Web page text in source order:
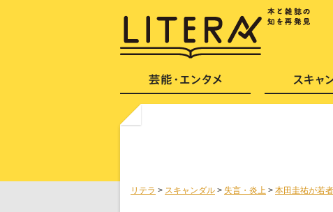
リテラ > スキャンダル > 失言・炎上 > 本田圭祐が若